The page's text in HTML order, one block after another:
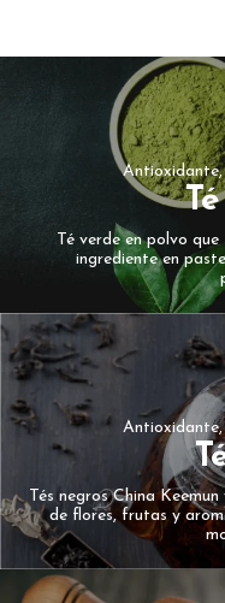
Té verde en polvo
ingrediente en
Tés negros China
de flores, frutas y